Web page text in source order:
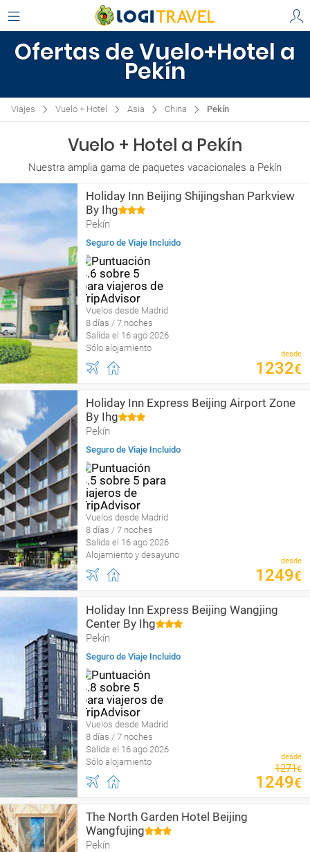
Ofertas de Vuelo+Hotel a
Pekín
Viajes Vuelo + Hotel Asia China Pekín
Vuelo + Hotel a Pekín
Nuestra amplia gama de paquetes vacacionales a Pekín
Holiday Inn Beijing Shijingshan Parkview
By Ihg
Pekín
Seguro de Viaje Incluido
Vuelos desde Madrid
8 días / 7 noches
Salida el 16 ago 2026
Sólo alojamiento
desde
1232€
Holiday Inn Express Beijing Airport Zone
By Ihg
Pekín
Seguro de Viaje Incluido
Vuelos desde Madrid
8 días / 7 noches
Salida el 16 ago 2026
Alojamiento y desayuno
desde
1249€
Holiday Inn Express Beijing Wangjing
Center By Ihg
Pekín
Seguro de Viaje Incluido
Vuelos desde Madrid
8 días / 7 noches
Salida el 16 ago 2026
Sólo alojamiento
desde
1271€
1249€
The North Garden Hotel Beijing
Wangfujing
Pekín